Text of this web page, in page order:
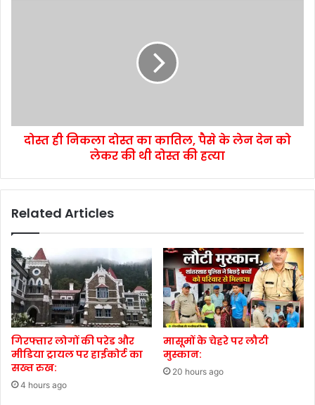
दोस्त ही निकला दोस्त का कातिल, पैसे के लेन देन को
लेकर की थी दोस्त की हत्या
Related Articles
गिरफ्तार लोगों की परेड और
मीडिया ट्रायल पर हाईकोर्ट का
सख्त रुख:
4 hours ago
मासूमों के चेहरे पर लौटी
मुस्कान:
20 hours ago